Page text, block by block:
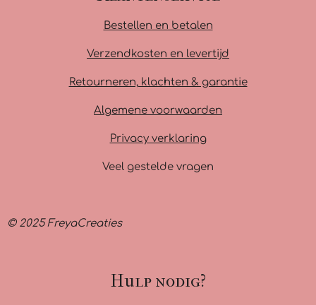
e
o
o
k
t
g
a
m
t
A
p
Bestellen en betalen
Verzendkosten en levertijd
Retourneren, klachten & garantie
Algemene voorwaarden
Privacy verklaring
Veel gestelde vragen
© 2025 FreyaCreaties
Hulp nodig?